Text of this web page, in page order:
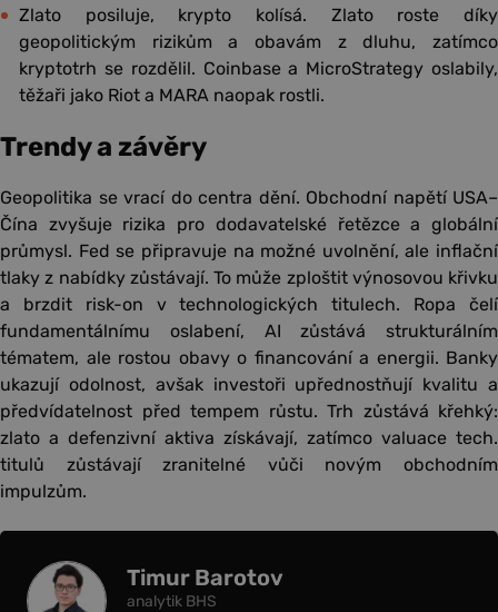
Zlato posiluje, krypto kolísá. Zlato roste díky
geopolitickým rizikům a obavám z dluhu, zatímco
kryptotrh se rozdělil. Coinbase a MicroStrategy oslabily,
těžaři jako Riot a MARA naopak rostli.
Trendy a závěry
Geopolitika se vrací do centra dění. Obchodní napětí USA–
Čína zvyšuje rizika pro dodavatelské řetězce a globální
průmysl. Fed se připravuje na možné uvolnění, ale inflační
tlaky z nabídky zůstávají. To může zploštit výnosovou křivku
a brzdit risk-on v technologických titulech. Ropa čelí
fundamentálnímu oslabení, AI zůstává strukturálním
tématem, ale rostou obavy o financování a energii. Banky
ukazují odolnost, avšak investoři upřednostňují kvalitu a
předvídatelnost před tempem růstu. Trh zůstává křehký:
zlato a defenzivní aktiva získávají, zatímco valuace tech.
titulů zůstávají zranitelné vůči novým obchodním
impulzům.
Timur Barotov
analytik BHS